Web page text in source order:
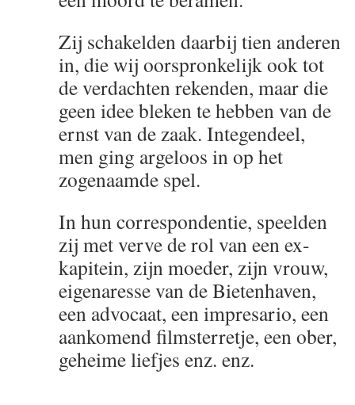
Zij schakelden daarbij tien anderen
in, die wij oorspronkelijk ook tot
de verdachten rekenden, maar die
geen idee bleken te hebben van de
ernst van de zaak. Integendeel,
men ging argeloos in op het
zogenaamde spel.
In hun correspondentie, speelden
zij met verve de rol van een ex-
kapitein, zijn moeder, zijn vrouw,
eigenaresse van de Bietenhaven,
een advocaat, een impresario, een
aankomend filmsterretje, een ober,
geheime liefjes enz. enz.